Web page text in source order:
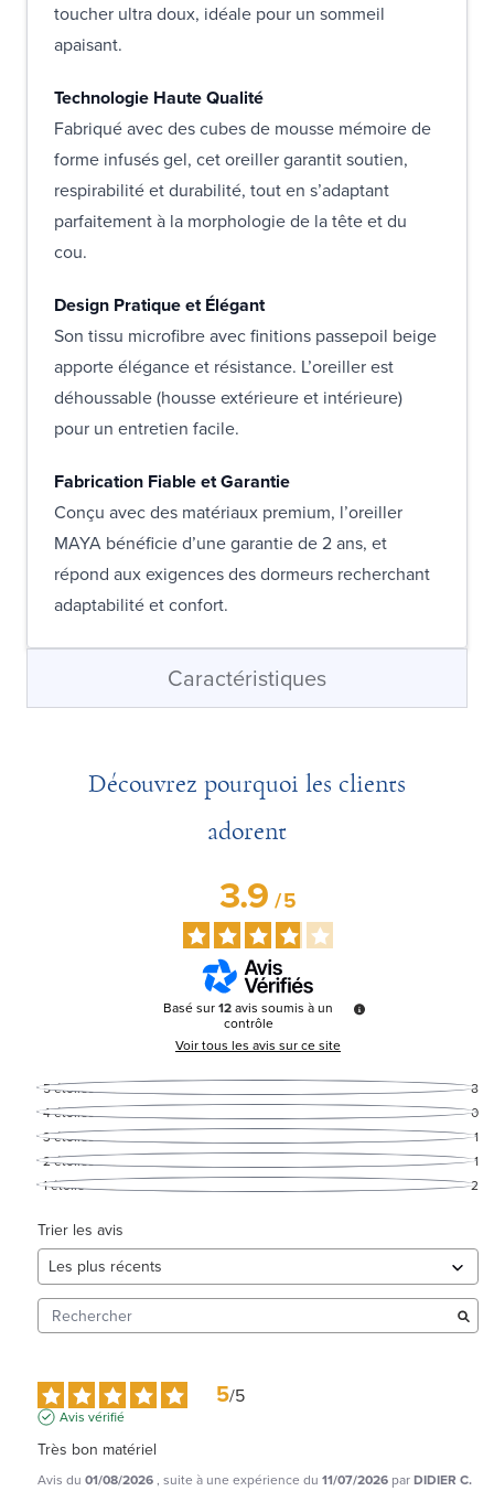
toucher ultra doux, idéale pour un sommeil
apaisant.
Technologie Haute Qualité
Fabriqué avec des cubes de mousse mémoire de
forme infusés gel, cet oreiller garantit soutien,
respirabilité et durabilité, tout en s’adaptant
parfaitement à la morphologie de la tête et du
cou.
Design Pratique et Élégant
Son tissu microfibre avec finitions passepoil beige
apporte élégance et résistance. L’oreiller est
déhoussable (housse extérieure et intérieure)
pour un entretien facile.
Fabrication Fiable et Garantie
Conçu avec des matériaux premium, l’oreiller
MAYA bénéficie d’une garantie de 2 ans, et
répond aux exigences des dormeurs recherchant
adaptabilité et confort.
Caractéristiques
Découvrez pourquoi les clients
adorent
3.9/5
Basé sur12avis soumis à un
contrôle
Voir tous les avis sur ce site
5étoiles
8
4étoiles
0
3étoiles
1
2étoiles
1
1étoile 2
Trier les avis
5/5
Avis vérifié
Très bon matériel
Avis du 01/08/2026, suite à une expérience du 11/07/2026 parDIDIER C.